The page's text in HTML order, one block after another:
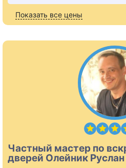
Показать все цены
Частный мастер по
дверей Олейник